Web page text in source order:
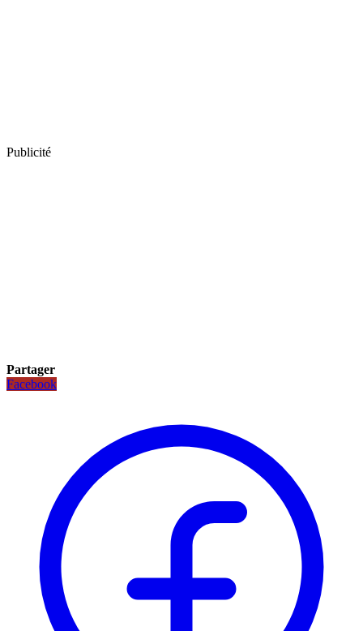
Publicité
Partager
Facebook